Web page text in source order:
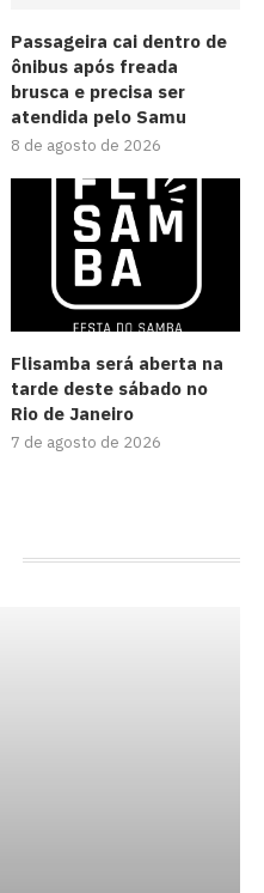
Passageira cai dentro de
ônibus após freada
brusca e precisa ser
atendida pelo Samu
8 de agosto de 2026
Flisamba será aberta na
tarde deste sábado no
Rio de Janeiro
7 de agosto de 2026